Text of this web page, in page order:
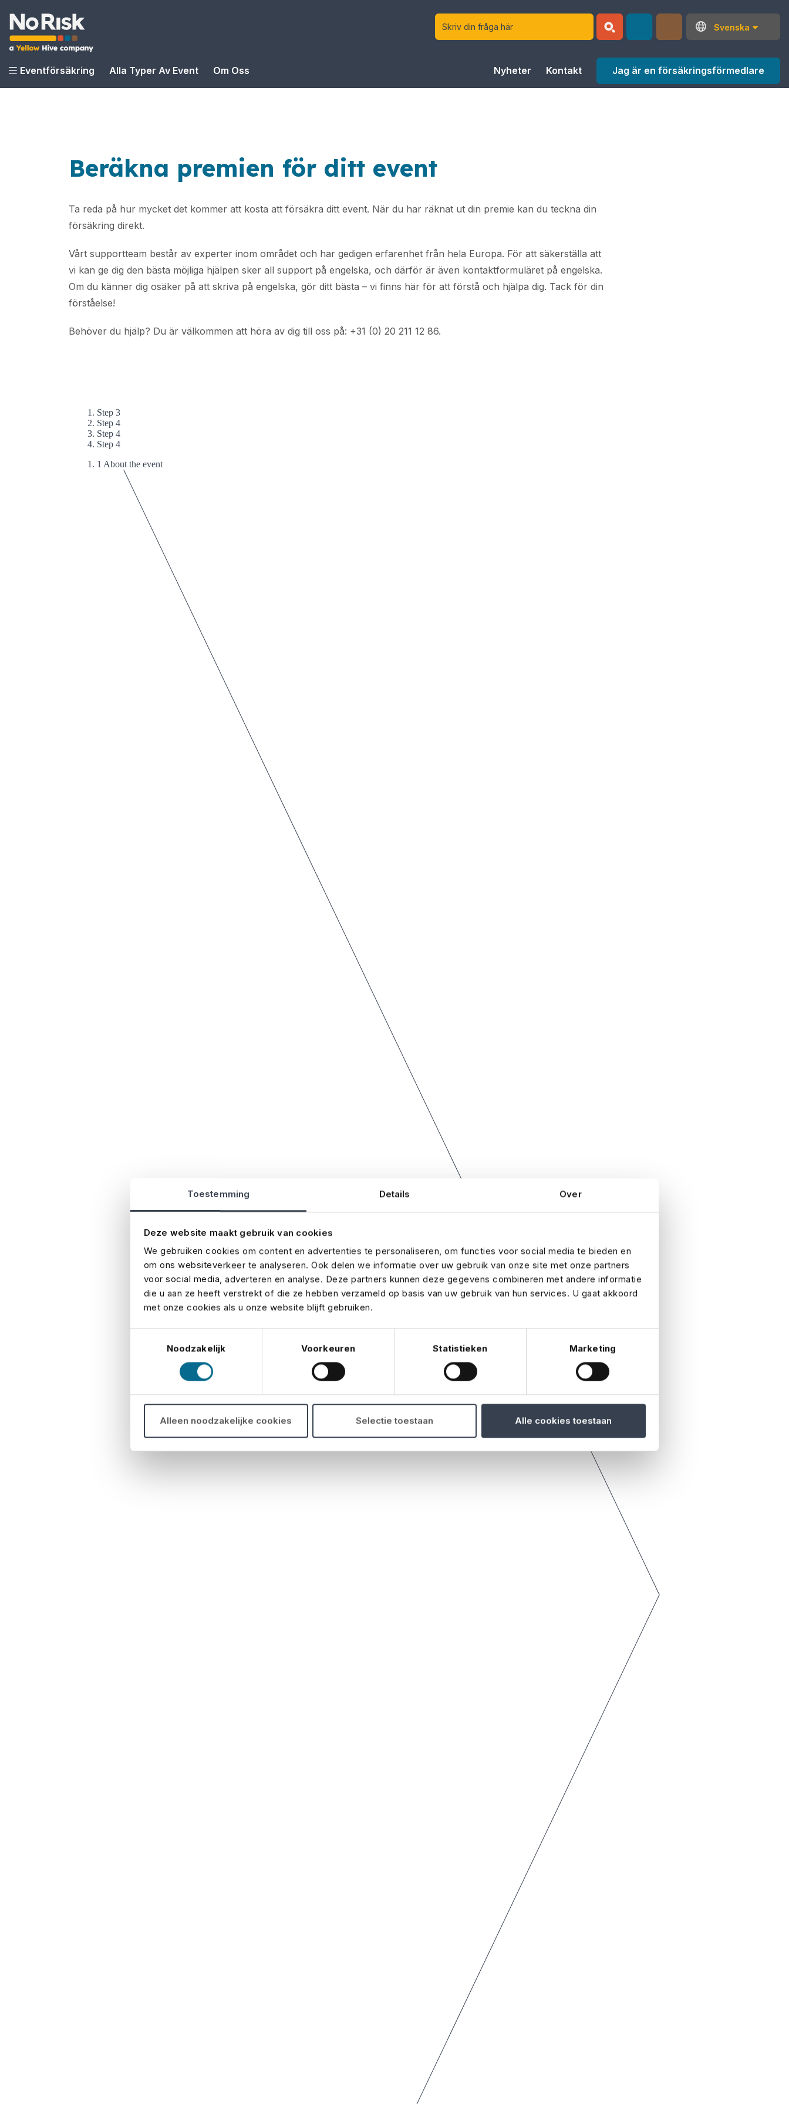
Toestemming Details Over
Deze website maakt gebruik van cookies
We gebruiken cookies om content en advertenties te personaliseren, om functies voor social media te bieden en
om ons websiteverkeer te analyseren. Ook delen we informatie over uw gebruik van onze site met onze partners
voor social media, adverteren en analyse. Deze partners kunnen deze gegevens combineren met andere informatie
die u aan ze heeft verstrekt of die ze hebben verzameld op basis van uw gebruik van hun services. U gaat akkoord
met onze cookies als u onze website blijft gebruiken.
Noodzakelijk
Voorkeuren Statistieken Marketing
Alleen noodzakelijke cookies Selectie toestaan Alle cookies toestaan
Svenska
Eventförsäkring Alla Typer Av Event Om Oss Nyheter Kontakt Jag är en försäkringsförmedlare
Beräkna premien för ditt event
Ta reda på hur mycket det kommer att kosta att försäkra ditt event. När du har räknat ut din premie kan du teckna din
försäkring direkt.
Vårt supportteam består av experter inom området och har gedigen erfarenhet från hela Europa. För att säkerställa att
vi kan ge dig den bästa möjliga hjälpen sker all support på engelska, och därför är även kontaktformuläret på engelska.
Om du känner dig osäker på att skriva på engelska, gör ditt bästa – vi finns här för att förstå och hjälpa dig. Tack för din
förståelse!
Behöver du hjälp? Du är välkommen att höra av dig till oss på: +31 (0) 20 211 12 86.